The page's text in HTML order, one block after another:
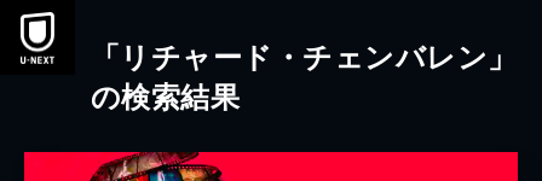
本文へスキップ
「リチャード・チェンバレン」
の検索結果